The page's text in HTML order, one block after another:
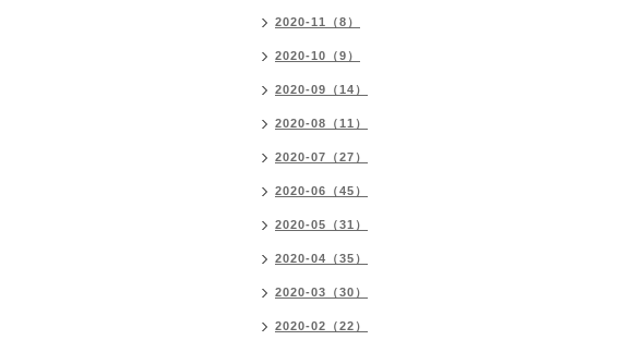
2020-11（8）
2020-10（9）
2020-09（14）
2020-08（11）
2020-07（27）
2020-06（45）
2020-05（31）
2020-04（35）
2020-03（30）
2020-02（22）